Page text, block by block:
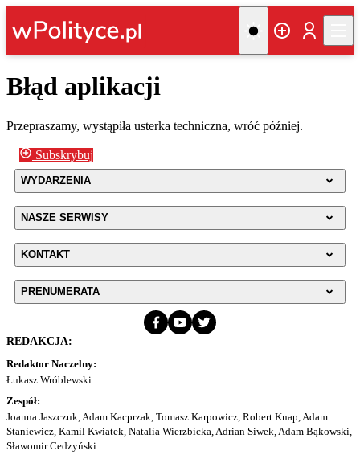
Błąd aplikacji
Przepraszamy, wystąpiła usterka techniczna, wróć później.
Subskrybuj
WYDARZENIA
NASZE SERWISY
KONTAKT
PRENUMERATA
REDAKCJA:
Redaktor Naczelny:
Łukasz Wróblewski
Zespół:
Joanna Jaszczuk, Adam Kacprzak, Tomasz Karpowicz, Robert Knap, Adam
Staniewicz, Kamil Kwiatek, Natalia Wierzbicka, Adrian Siwek, Adam Bąkowski,
Sławomir Cedzyński.